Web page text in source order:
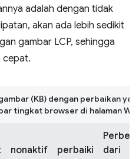
adalah dengan tidak
akan ada lebih sedikit
gambar LCP, sehingga
cepat.
nonaktif perbaiki
dari
(KB) dengan perbaikan
tingkat browser di halaman